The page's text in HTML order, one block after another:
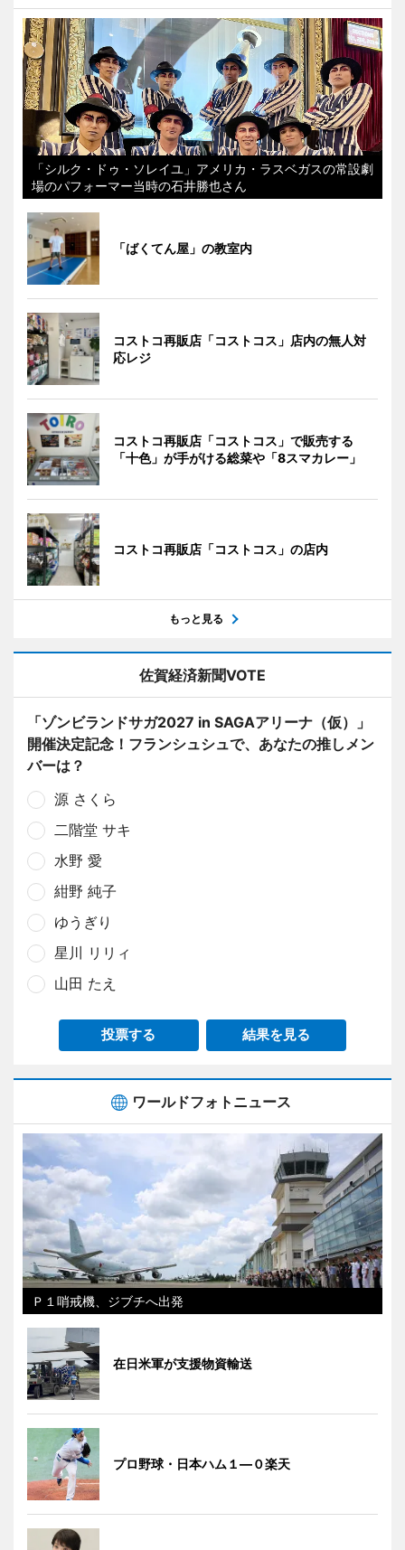
「シルク・ドゥ・ソレイユ」アメリカ・ラスベガスの常設劇
場のパフォーマー当時の石井勝也さん
「ばくてん屋」の教室内
コストコ再販店「コストコス」店内の無人対
応レジ
コストコ再販店「コストコス」で販売する
「十色」が手がける総菜や「8スマカレー」
コストコ再販店「コストコス」の店内
もっと見る
佐賀経済新聞VOTE
「ゾンビランドサガ2027 in SAGAアリーナ（仮）」
開催決定記念！フランシュシュで、あなたの推しメン
バーは？
源 さくら
二階堂 サキ
水野 愛
紺野 純子
ゆうぎり
星川 リリィ
山田 たえ
投票する 結果を見る
ワールドフォトニュース
Ｐ１哨戒機、ジブチへ出発
在日米軍が支援物資輸送
プロ野球・日本ハム１―０楽天